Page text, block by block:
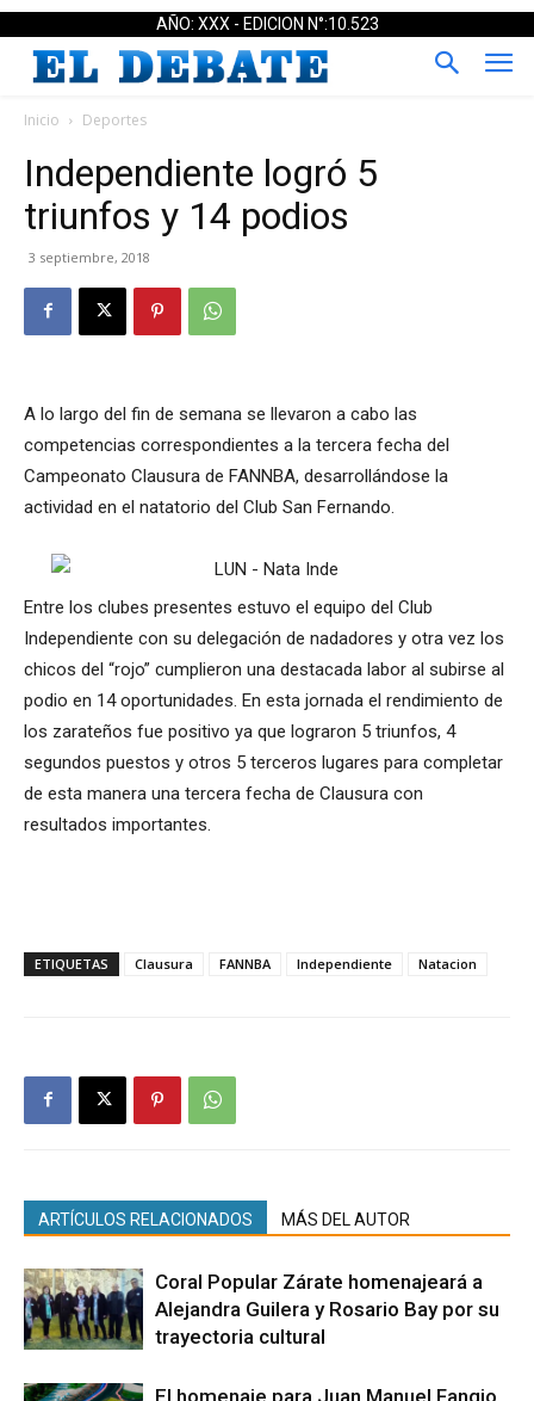
AÑO: XXX - EDICION N°:10.523
Inicio Deportes
Independiente logró 5
triunfos y 14 podios
3 septiembre, 2018
A lo largo del fin de semana se llevaron a cabo las
competencias correspondientes a la tercera fecha del
Campeonato Clausura de FANNBA, desarrollándose la
actividad en el natatorio del Club San Fernando.
Entre los clubes presentes estuvo el equipo del Club
Independiente con su delegación de nadadores y otra vez los
chicos del “rojo” cumplieron una destacada labor al subirse al
podio en 14 oportunidades. En esta jornada el rendimiento de
los zarateños fue positivo ya que lograron 5 triunfos, 4
segundos puestos y otros 5 terceros lugares para completar
de esta manera una tercera fecha de Clausura con
resultados importantes.
ETIQUETAS Clausura FANNBA Independiente Natacion
ARTÍCULOS RELACIONADOS MÁS DEL AUTOR
Coral Popular Zárate homenajeará a
Alejandra Guilera y Rosario Bay por su
trayectoria cultural
El homenaje para Juan Manuel Fangio